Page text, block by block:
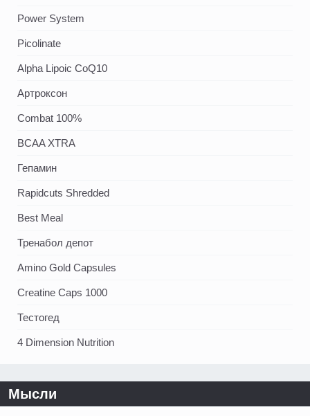
Power System
Picolinate
Alpha Lipoic CoQ10
Артроксон
Combat 100%
BCAA XTRA
Гепамин
Rapidcuts Shredded
Best Meal
Тренабол депот
Amino Gold Capsules
Creatine Caps 1000
Тестогед
4 Dimension Nutrition
Мысли